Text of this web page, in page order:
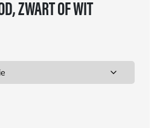
ZWART OF WIT